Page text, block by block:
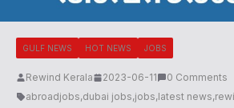
GULF NEWS HOT NEWS JOBS
Rewind Kerala 2023-06-11
0 Comments
abroadjobs,dubai jobs,jobs,latest news,